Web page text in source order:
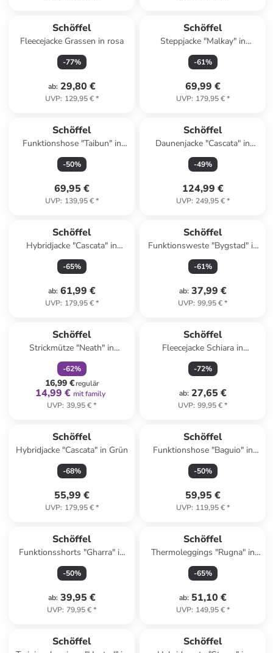
Schöffel
Fleecejacke Grassen in rosa
-77%
ab: 29,80 €
UVP: 129,95 €*
Schöffel
Steppjacke "Malkay" in
Dunkelgrün
-61%
69,99 €
UVP: 179,95 €*
Schöffel
Funktionshose "Taibun" in
Dunkelblau
-50%
69,95 €
UVP: 139,95 €*
Schöffel
Daunenjacke "Cascata" in
Taupe
-49%
124,99 €
UVP: 249,95 €*
Schöffel
Hybridjacke "Cascata" in
Creme
-65%
ab: 61,99 €
UVP: 179,95 €*
Schöffel
Funktionsweste "Bygstad" in
Hellgrün
-61%
ab: 37,99 €
UVP: 99,95 €*
Schöffel
Strickmütze "Neath" in
Hellbraun
-62%
16,99 €regulär
14,99 € mit family
UVP: 39,95 €*
Schöffel
Fleecejacke Schiara in
dunkelblau
-72%
ab: 27,65 €
UVP: 99,95 €*
Schöffel
Hybridjacke "Cascata" in Grün
-68%
55,99 €
UVP: 179,95 €*
Schöffel
Funktionshose "Baguio" in
Schwarz
-50%
59,95 €
UVP: 119,95 €*
Schöffel
Funktionsshorts "Gharra" in
Dunkelblau
-50%
ab: 39,95 €
UVP: 79,95 €*
Schöffel
Thermoleggings "Rugna" in
Blau
-65%
ab: 51,10 €
UVP: 149,95 €*
Schöffel Schöffel